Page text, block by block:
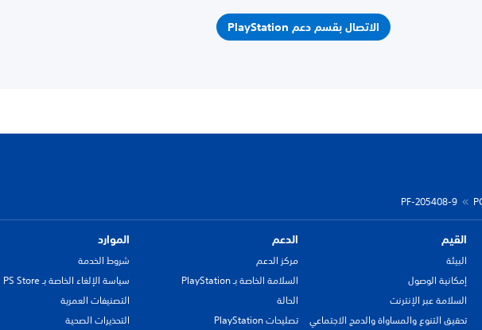
الاتصال بقسم دعم PlayStation
PF-205408-9
القيم
البيئة
إمكانية الوصول
السلامة عبر الإنترنت
تحقيق التنوع والمساواة والدمج الاجتماعي
الدعم
مركز الدعم
السلامة الخاصة بـ PlayStation
الحالة
تصليحات PlayStation
الموارد
شروط الخدمة
سياسة الإلغاء الخاصة بـ PS Store
التصنيفات العمرية
التحذيرات الصحية